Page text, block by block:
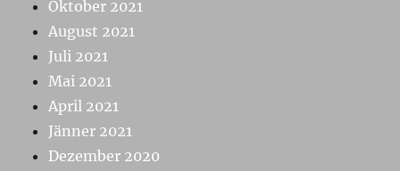
Oktober 2021
August 2021
Juli 2021
Mai 2021
April 2021
Jänner 2021
Dezember 2020